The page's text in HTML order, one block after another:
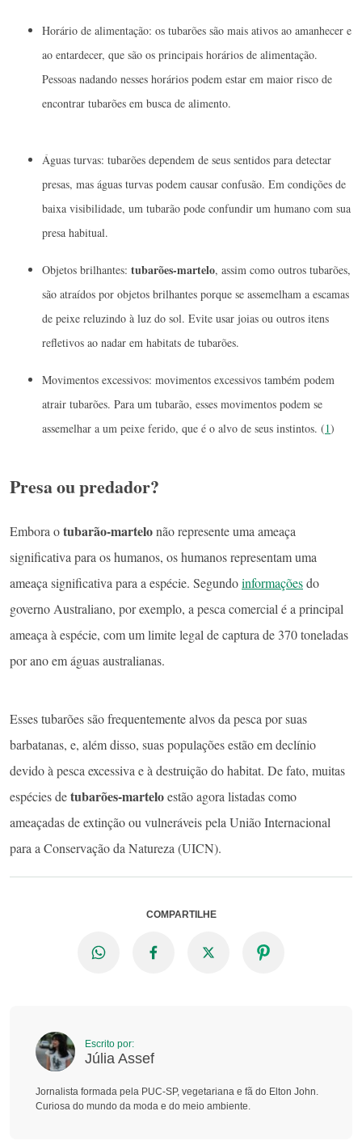
Horário de alimentação: os tubarões são mais ativos ao amanhecer e
ao entardecer, que são os principais horários de alimentação.
Pessoas nadando nesses horários podem estar em maior risco de
encontrar tubarões em busca de alimento.
Águas turvas: tubarões dependem de seus sentidos para detectar
presas, mas águas turvas podem causar confusão. Em condições de
baixa visibilidade, um tubarão pode confundir um humano com sua
presa habitual.
Objetos brilhantes: tubarões-martelo, assim como outros tubarões,
são atraídos por objetos brilhantes porque se assemelham a escamas
de peixe reluzindo à luz do sol. Evite usar joias ou outros itens
refletivos ao nadar em habitats de tubarões.
Movimentos excessivos: movimentos excessivos também podem
atrair tubarões. Para um tubarão, esses movimentos podem se
assemelhar a um peixe ferido, que é o alvo de seus instintos. (1)
Presa ou predador?
Embora otubarão-martelonão represente uma ameaça
significativa para os humanos, os humanos representam uma
ameaça significativa para a espécie. Segundoinformaçõesdo
governo Australiano, por exemplo, a pesca comercial é a principal
ameaça à espécie, com um limite legal de captura de 370 toneladas
por ano em águas australianas.
Esses tubarões são frequentemente alvos da pesca por suas
barbatanas, e, além disso, suas populações estão em declínio
devido à pesca excessiva e à destruição do habitat. De fato, muitas
espécies detubarões-marteloestão agora listadas como
ameaçadas de extinção ou vulneráveis ​​pela União Internacional
para a Conservação da Natureza (UICN).
COMPARTILHE
Escrito por:
Júlia Assef
Jornalista formada pela PUC-SP, vegetariana e fã do Elton John.
Curiosa do mundo da moda e do meio ambiente.